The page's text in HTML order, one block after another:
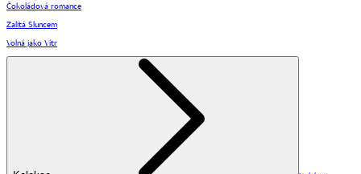
Čokoládová romance
Zalitá Sluncem
Volná jako Vítr